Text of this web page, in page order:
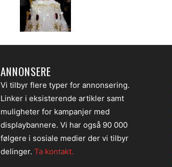
ANNONSERE
Vi tilbyr flere typer for annonsering.
Linker i eksisterende artikler samt
muligheter for kampanjer med
displaybannere. Vi har også 90 000
følgere i sosiale medier der vi tilbyr
delinger. Ta kontakt.